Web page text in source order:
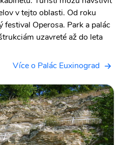
v tejto oblasti. Od roku
Operosa. Park a palác
uzavreté až do leta
Více o Palác Euxinograd